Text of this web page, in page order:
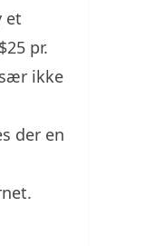
et
pr.
ikke
der en